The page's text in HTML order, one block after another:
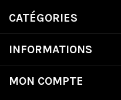
CATÉGORIES
INFORMATIONS
MON COMPTE